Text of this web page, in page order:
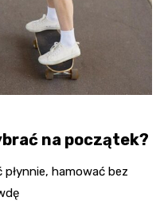
na początek?
hamować bez